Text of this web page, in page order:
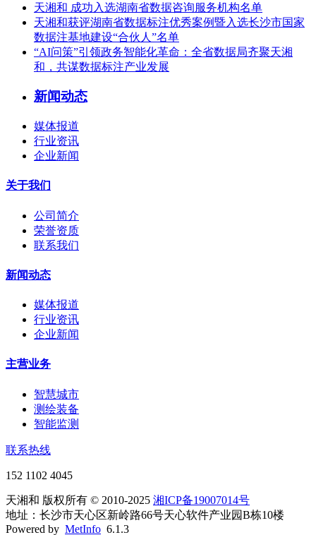
天湘和 成功入选湖南省数据咨询服务机构名单
天湘和获评湖南省数据标注优秀案例暨入选长沙市国家
数据注基地建设“合伙人”名单
“AI问策”引领政务智能化革命：全省数据局齐聚天湘
和，共谋数据标注产业发展
新闻动态
媒体报道
行业资讯
企业新闻
关于我们
公司简介
荣誉资质
联系我们
新闻动态
媒体报道
行业资讯
企业新闻
主营业务
智慧城市
测绘装备
智能监测
联系热线
152 1102 4045
天湘和 版权所有 © 2010-2025 湘ICP备19007014号
地址：长沙市天心区新岭路66号天心软件产业园B栋10楼
Powered by MetInfo 6.1.3